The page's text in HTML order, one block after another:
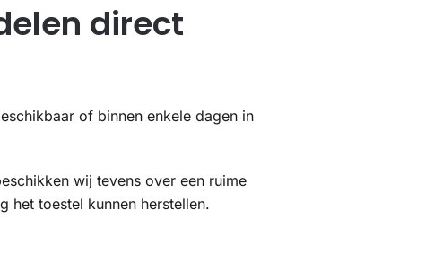
direct
of binnen enkele dagen in
wij tevens over een ruime
het toestel kunnen herstellen.